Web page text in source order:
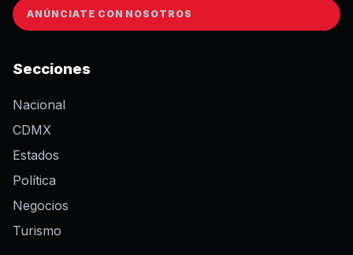
ANÚNCIATE CON NOSOTROS
Secciones
Nacional
CDMX
Estados
Política
Negocios
Turismo